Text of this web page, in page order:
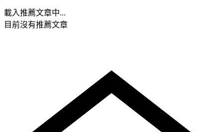
載入推薦文章中...
目前沒有推薦文章